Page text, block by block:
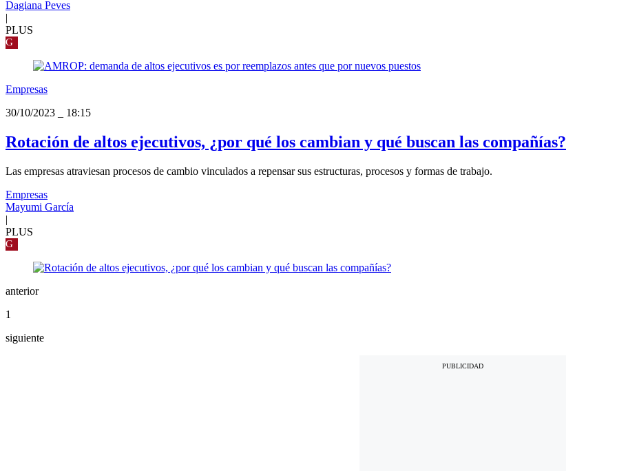
Dagiana Peves
|
PLUS
G
Empresas
30/10/2023
18:15
Rotación de altos ejecutivos, ¿por qué los cambian y qué buscan las compañías?
Las empresas atraviesan procesos de cambio vinculados a repensar sus estructuras, procesos y formas de trabajo.
Empresas
Mayumi García
|
PLUS
G
anterior
1
siguiente